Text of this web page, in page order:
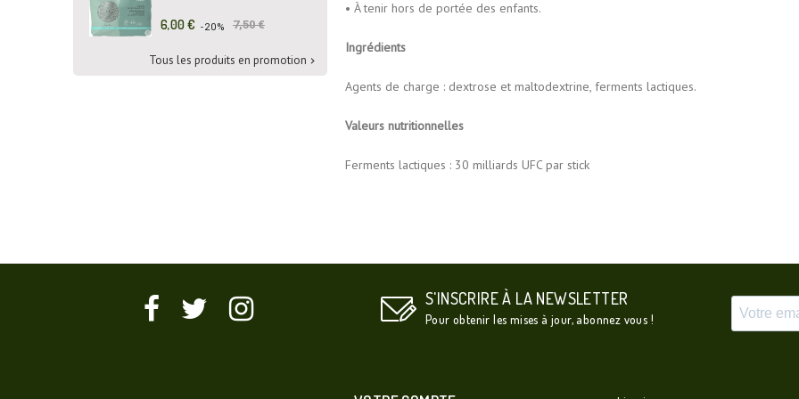
Prix
base
6,00 € -20% Prix
7,50 €
Tous les produits en promotion 
• À tenir hors de portée des enfants.
Ingrédients
Agents de charge : dextrose et maltodextrine, ferments lactiques.
Valeurs nutritionnelles
Ferments lactiques : 30 milliards UFC par stick
S'INSCRIRE À LA NEWSLETTER
Pour obtenir les mises à jour, abonnez vous !